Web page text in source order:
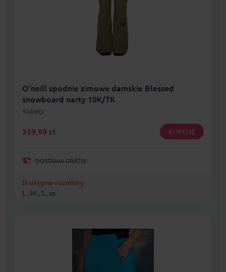
O'neill spodnie zimowe damskie Blessed
snowboard narty 10K/7K
Kobiety
359,99 zł KUPUJĘ
DOSTAWA GRATIS!
Dostępne rozmiary:
L , M , S , xs